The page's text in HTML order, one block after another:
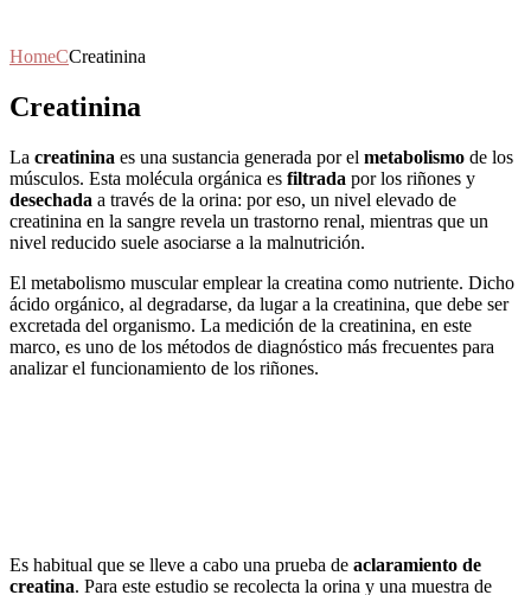
HomeCCreatinina
Creatinina
La creatinina es una sustancia generada por el metabolismo de los
músculos. Esta molécula orgánica es filtrada por los riñones y
desechada a través de la orina: por eso, un nivel elevado de
creatinina en la sangre revela un trastorno renal, mientras que un
nivel reducido suele asociarse a la malnutrición.
El metabolismo muscular emplear la creatina como nutriente. Dicho
ácido orgánico, al degradarse, da lugar a la creatinina, que debe ser
excretada del organismo. La medición de la creatinina, en este
marco, es uno de los métodos de diagnóstico más frecuentes para
analizar el funcionamiento de los riñones.
Es habitual que se lleve a cabo una prueba de aclaramiento de
creatina. Para este estudio se recolecta la orina y una muestra de